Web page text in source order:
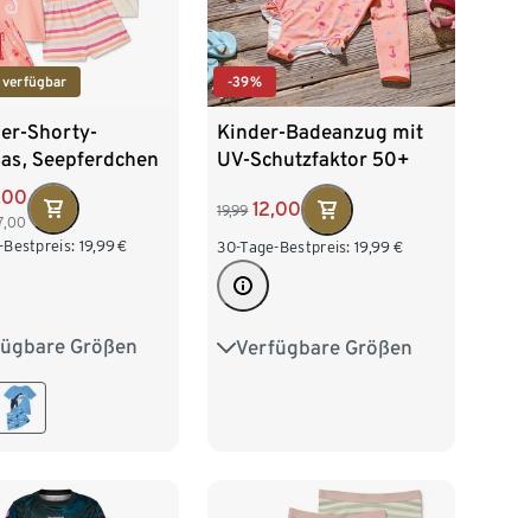
verfügbar
Shorty-
Seepferdchen
Bestpreis: 19,99€
Größen
98/104
-39%
Kinder-Badeanzug mit
UV-Schutzfaktor 50+
19,99 12,00
30-Tage-Bestpreis: 19,99 €
Verfügbare Größen
74/80 86/92